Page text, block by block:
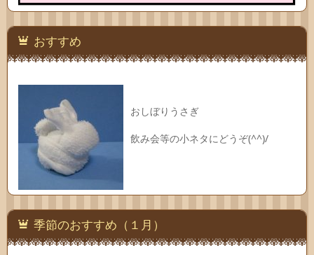
おすすめ
おしぼりうさぎ
飲み会等の小ネタにどうぞ(^^)/
季節のおすすめ（１月）